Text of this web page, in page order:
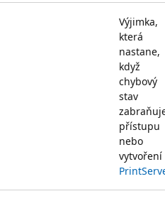
Výjimka,
která
nastane,
když
chybový
stav
přístupu
nebo
vytvoření